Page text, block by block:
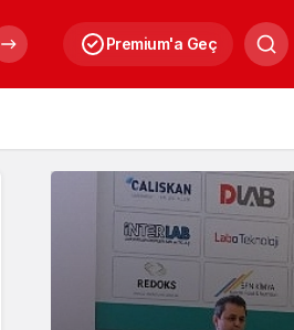
Premium'a Geç
Gündüz Modu
Gündüz modunu seçin.